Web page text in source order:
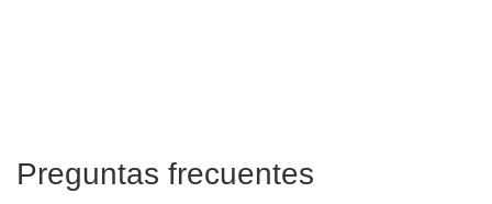
Preguntas frecuentes